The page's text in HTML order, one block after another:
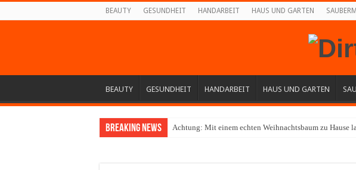
BEAUTY GESUNDHEIT HANDARBEIT HAUS UND GARTEN
BEAUTY GESUNDHEIT HANDARBEIT HAUS UND GARTEN
Breaking News Achtung: Mit einem echten Weihnachtsbaum zu Hause